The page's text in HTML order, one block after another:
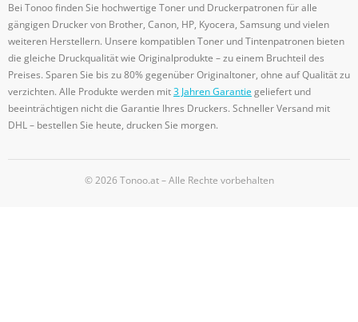
Bei Tonoo finden Sie hochwertige Toner und Druckerpatronen für alle
gängigen Drucker von Brother, Canon, HP, Kyocera, Samsung und vielen
weiteren Herstellern. Unsere kompatiblen Toner und Tintenpatronen bieten
die gleiche Druckqualität wie Originalprodukte – zu einem Bruchteil des
Preises. Sparen Sie bis zu 80% gegenüber Originaltoner, ohne auf Qualität zu
verzichten. Alle Produkte werden mit3 Jahren Garantiegeliefert und
beeinträchtigen nicht die Garantie Ihres Druckers. Schneller Versand mit
DHL – bestellen Sie heute, drucken Sie morgen.
© 2026 Tonoo.at – Alle Rechte vorbehalten